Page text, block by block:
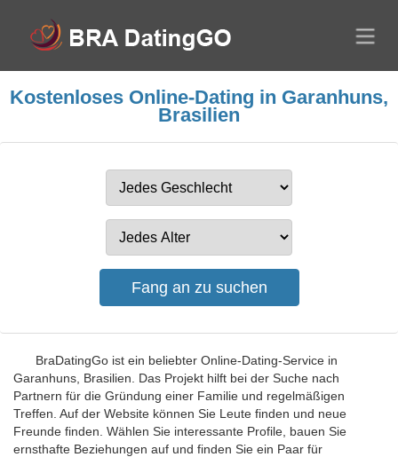
Kostenloses Online-Dating in Garanhuns,
Brasilien
BraDatingGo ist ein beliebter Online-Dating-Service in
Garanhuns, Brasilien. Das Projekt hilft bei der Suche nach
Partnern für die Gründung einer Familie und regelmäßigen
Treffen. Auf der Website können Sie Leute finden und neue
Freunde finden. Wählen Sie interessante Profile, bauen Sie
ernsthafte Beziehungen auf und finden Sie ein Paar für